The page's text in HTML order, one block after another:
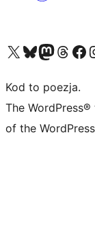
Odwiedź nasze konto X (dawniej Twitter)
Odwiedź nasze konto Bluesky
Odwiedź nasze
Odwiedź
Kod to poezja.
The
of the